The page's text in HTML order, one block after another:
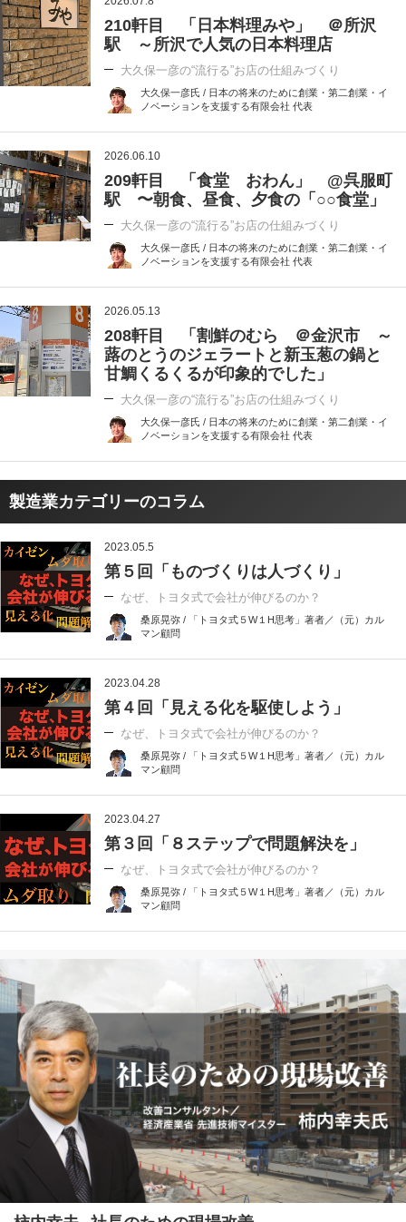
210軒目 「日本料理みや」 ＠所沢
駅 ～所沢で人気の日本料理店
大久保一彦の“流行る”お店の仕組みづくり
大久保一彦氏 / 日本の将来のために創業・第二創業・イ
ノベーションを支援する有限会社 代表
2026.06.10
209軒目 「食堂 おわん」 @呉服町
駅 〜朝食、昼食、夕食の「○○食堂」
大久保一彦の“流行る”お店の仕組みづくり
大久保一彦氏 / 日本の将来のために創業・第二創業・イ
ノベーションを支援する有限会社 代表
2026.05.13
208軒目 「割鮮のむら ＠金沢市 ～
蕗のとうのジェラートと新玉葱の鍋と
甘鯛くるくるが印象的でした」
大久保一彦の“流行る”お店の仕組みづくり
大久保一彦氏 / 日本の将来のために創業・第二創業・イ
ノベーションを支援する有限会社 代表
製造業カテゴリーのコラム
2023.05.5
第５回「ものづくりは人づくり」
なぜ、トヨタ式で会社が伸びるのか？
桑原晃弥 / 「トヨタ式５W１H思考」著者／（元）カル
マン顧問
2023.04.28
第４回「見える化を駆使しよう」
なぜ、トヨタ式で会社が伸びるのか？
桑原晃弥 / 「トヨタ式５W１H思考」著者／（元）カル
マン顧問
2023.04.27
第３回「８ステップで問題解決を」
なぜ、トヨタ式で会社が伸びるのか？
桑原晃弥 / 「トヨタ式５W１H思考」著者／（元）カル
マン顧問